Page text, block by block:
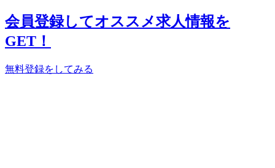
会員登録してオススメ求人情報を
GET！
無料登録をしてみる